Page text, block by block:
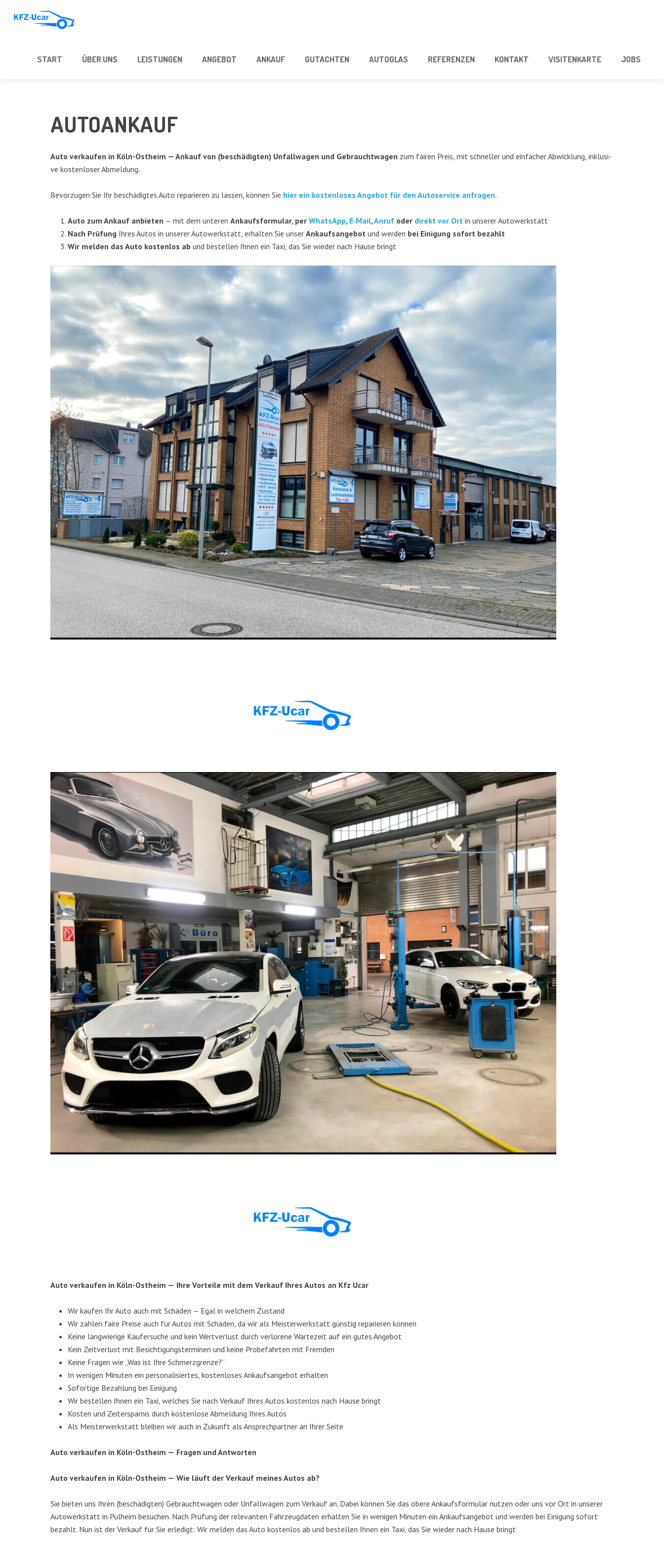
START ÜBER UNS LEIS­TUN­GEN ANGE­BOT ANKAUF GUT­ACH­TEN AUTO­GLAS REFE­REN­ZEN KON­TAKT VISI­TEN­KAR­TE JOBS
AUTO­AN­KAUF
Auto ver­kau­fen in Köln-Ost­heim — Ankauf von (beschä­dig­ten) Unfall­wa­gen und Gebraucht­wa­gen zum fai­ren Preis, mit schnel­ler und ein­fa­cher Abwick­lung, inklu­si­
ve kos­ten­lo­ser Abmel­dung.
Bevor­zu­gen Sie Ihr beschä­dig­tes Auto repa­rie­ren zu las­sen, kön­nen Sie hier ein kos­ten­lo­ses Ange­bot für den Auto­ser­vice anfragen.
Auto zum Ankauf anbie­ten — mit dem unte­ren Ankaufs­for­mu­lar, per Whats­App, E‑Mail,Anruf oder direkt vor Ort in unse­rer Autowerkstatt
Nach Prü­fung Ihres Autos in unse­rer Auto­werk­statt, erhal­ten Sie unser Ankaufs­an­ge­bot und wer­den bei Eini­gung sofort bezahlt
Wir mel­den das Auto kos­ten­los ab und bestel­len Ihnen ein Taxi, das Sie wie­der nach Hau­se bringt
Auto ver­kau­fen in Köln-Ost­heim — Ihre Vor­tei­le mit dem Ver­kauf Ihres Autos an Kfz Ucar
Wir kau­fen Ihr Auto auch mit Schä­den — Egal in wel­chem Zustand
Wir zah­len fai­re Prei­se auch für Autos mit Schä­den, da wir als Meis­ter­werk­statt güns­tig repa­rie­ren können
Kei­ne lang­wie­ri­ge Käu­fer­su­che und kein Wert­ver­lust durch ver­lo­re­ne War­te­zeit auf ein gutes Angebot
Kein Zeit­ver­lust mit Besich­ti­gungs­ter­mi­nen und kei­ne Pro­be­fahr­ten mit Fremden
Kei­ne Fra­gen wie „Was ist Ihre Schmerzgrenze?“
In weni­gen Minu­ten ein per­so­na­li­sier­tes, kos­ten­lo­ses Ankaufs­an­ge­bot erhalten
Sofor­ti­ge Bezah­lung bei Einigung
Wir bestel­len Ihnen ein Taxi, wel­ches Sie nach Ver­kauf Ihres Autos kos­ten­los nach Hau­se bringt
Kos­ten und Zeit­er­spar­nis durch kos­ten­lo­se Abmel­dung Ihres Autos
Als Meis­ter­werk­statt blei­ben wir auch in Zukunft als Ansprech­part­ner an Ihrer Seite
Auto ver­kau­fen in Köln-Ost­heim — Fra­gen und Antworten
Auto ver­kau­fen in Köln-Ost­heim — Wie läuft der Ver­kauf mei­nes Autos ab?
Sie bie­ten uns Ihren (beschä­dig­ten) Gebraucht­wa­gen oder Unfall­wa­gen zum Ver­kauf an. Dabei kön­nen Sie das obe­re Ankaufs­for­mu­lar nut­zen oder uns vor Ort in unse­rer
Auto­werk­statt in Pul­heim besu­chen. Nach Prü­fung der rele­van­ten Fahr­zeug­da­ten erhal­ten Sie in weni­gen Minu­ten ein Ankaufs­an­ge­bot und wer­den bei Eini­gung sofort
bezahlt. Nun ist der Ver­kauf für Sie erle­digt: Wir mel­den das Auto kos­ten­los ab und bestel­len Ihnen ein Taxi, das Sie wie­der nach Hau­se bringt